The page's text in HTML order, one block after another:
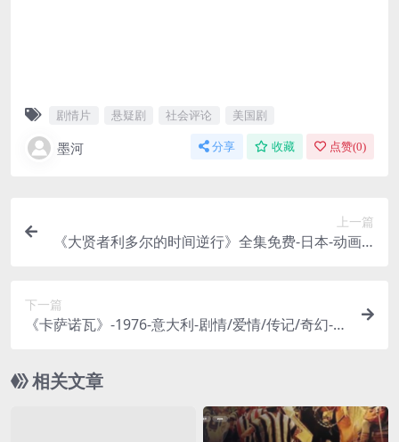
剧情片 悬疑剧 社会评论 美国剧
墨河 分享 收藏 点赞(0)
上一篇
《大贤者利多尔的时间逆行》全集免费-日本-动画-2
下一篇
《卡萨诺瓦》-1976-意大利-剧情/爱情/传记/奇幻-中
相关文章